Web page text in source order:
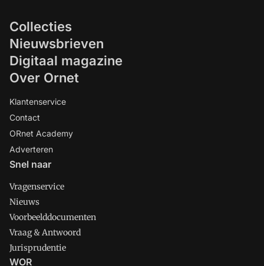
Collecties
Nieuwsbrieven
Digitaal magazine
Over Ornet
Klantenservice
Contact
ORnet Academy
Adverteren
Snel naar
Vragenservice
Nieuws
Voorbeelddocumenten
Vraag & Antwoord
Jurisprudentie
WOR